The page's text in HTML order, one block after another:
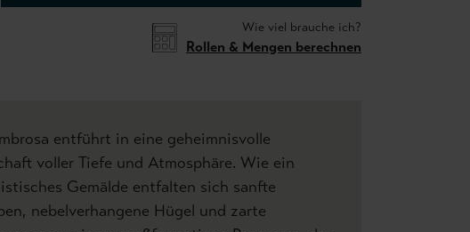
Wie viel brauche ich?
Rollen & Mengen berechnen
entführt in eine geheimnisvolle
voller Tiefe und Atmosphäre. Wie ein
Gemälde entfalten sich sanfte
nebelverhangene Hügel und zarte